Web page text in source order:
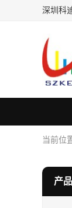
深圳科
当前位
产